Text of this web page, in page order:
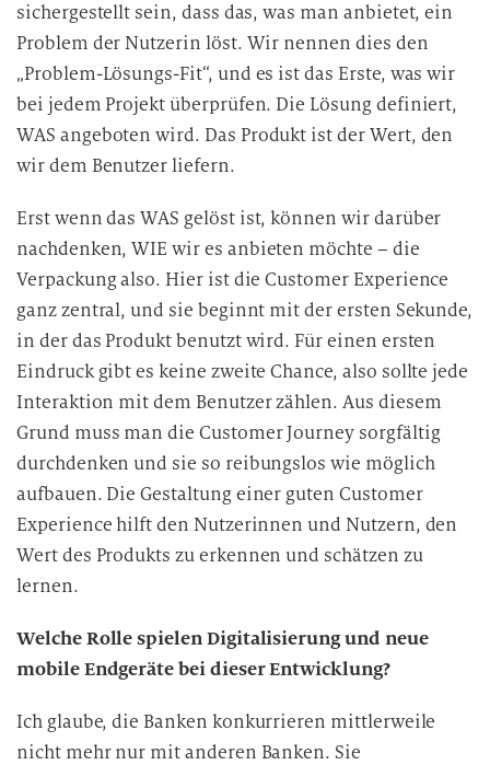
sichergestellt sein, dass das, was man anbietet, ein
Problem der Nutzerin löst. Wir nennen dies den
„Problem-Lösungs-Fit“, und es ist das Erste, was wir
bei jedem Projekt überprüfen. Die Lösung definiert,
WAS angeboten wird. Das Produkt ist der Wert, den
wir dem Benutzer liefern.
Erst wenn das WAS gelöst ist, können wir darüber
nachdenken, WIE wir es anbieten möchte – die
Verpackung also. Hier ist die Customer Experience
ganz zentral, und sie beginnt mit der ersten Sekunde,
in der das Produkt benutzt wird. Für einen ersten
Eindruck gibt es keine zweite Chance, also sollte jede
Interaktion mit dem Benutzer zählen. Aus diesem
Grund muss man die Customer Journey sorgfältig
durchdenken und sie so reibungslos wie möglich
aufbauen. Die Gestaltung einer guten Customer
Experience hilft den Nutzerinnen und Nutzern, den
Wert des Produkts zu erkennen und schätzen zu
lernen.
Welche Rolle spielen Digitalisierung und neue
mobile Endgeräte bei dieser Entwicklung?
Ich glaube, die Banken konkurrieren mittlerweile
nicht mehr nur mit anderen Banken. Sie